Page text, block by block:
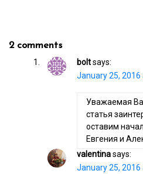
2 comments
boltsays:
January 25, 2016
Уважаемая
статья
оставим
Евгения и
valentinasays:
January 25, 2016